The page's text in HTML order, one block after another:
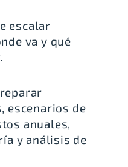
escalar
va y qué
escenarios de
anuales,
y análisis de